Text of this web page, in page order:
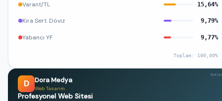
Varant/TL 15,64%
Kira Sert. Döviz 9,79%
Yabancı YF 9,77%
Toplam: 100,00%
D Dora Medya
Web Tasarım
Profesyonel Web Sitesi